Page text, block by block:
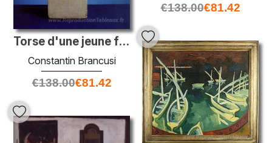
€138.00€81.42
Torse d'une jeune fille
Constantin Brancusi
€138.00€81.42